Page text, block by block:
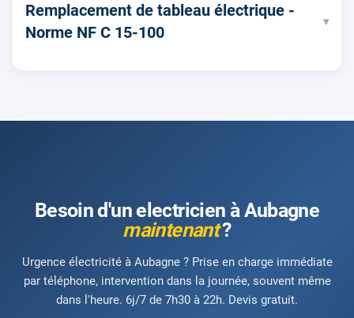
Remplacement de tableau électrique -
Norme NF C 15-100
▾
Besoin d'un electricien à Aubagne
maintenant?
Urgence électricité à Aubagne ? Prise en charge immédiate
par téléphone, intervention dans la journée, souvent même
dans l'heure. 6j/7 de 7h30 à 22h. Devis gratuit.